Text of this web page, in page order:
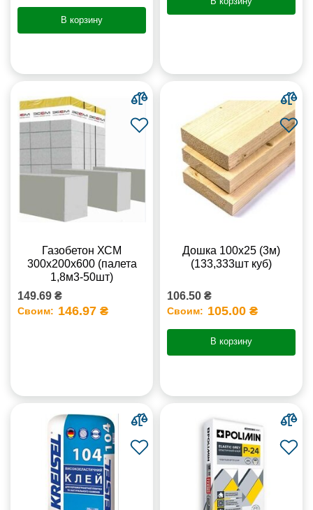
В корзину
Газобетон ХСМ
300x200x600 (палета
1,8м3-50шт)
149.69 ₴
Своим: 146.97 ₴
Дошка 100х25 (3м)
(133,333шт куб)
106.50 ₴
Своим: 105.00 ₴
В корзину